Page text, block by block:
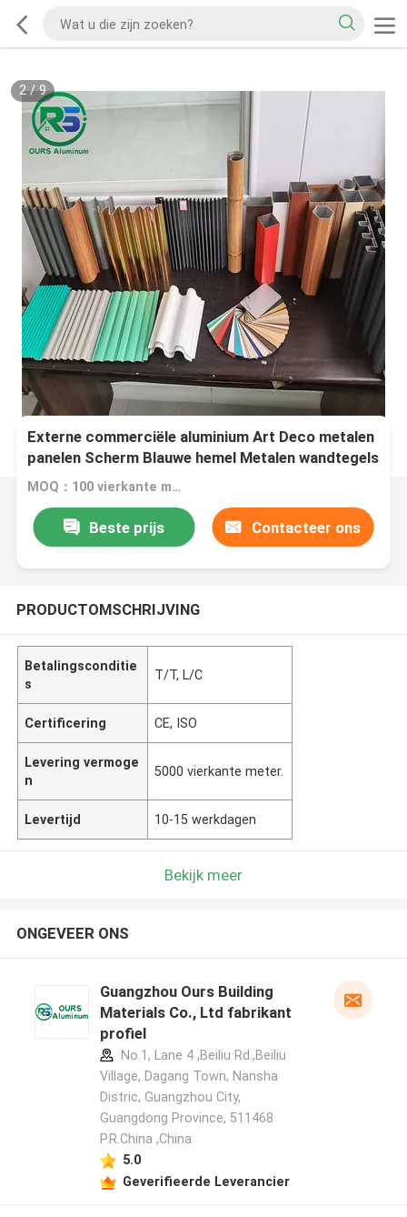
2/9
Externe commerciële aluminium Art Deco metalen
panelen Scherm Blauwe hemel Metalen wandtegels
MOQ：100 vierkante meter.
Beste prijs Contacteer ons
PRODUCTOMSCHRIJVING
Betalingsconditie
s
T/T, L/C
Certificering CE, ISO
Levering vermoge
n
5000 vierkante meter.
Levertijd 10-15 werkdagen
Bekijk meer
ONGEVEER ONS
Guangzhou Ours Building
Materials Co., Ltd fabrikant
profiel
No.1, Lane 4 ,Beiliu Rd.,Beiliu
Village, Dagang Town, Nansha
Distric, Guangzhou City,
Guangdong Province, 511468
P.R.China ,China
5.0
Geverifieerde Leverancier